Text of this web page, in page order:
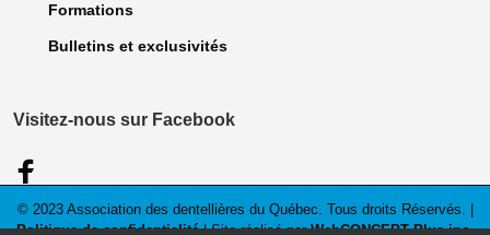
Formations
Bulletins et exclusivités
Visitez-nous sur Facebook
© 2023 Association des dentellières du Québec. Tous droits Réservés. |
Politique de confidentialité| Site réalisé parWebCONCEPT Plus inc.